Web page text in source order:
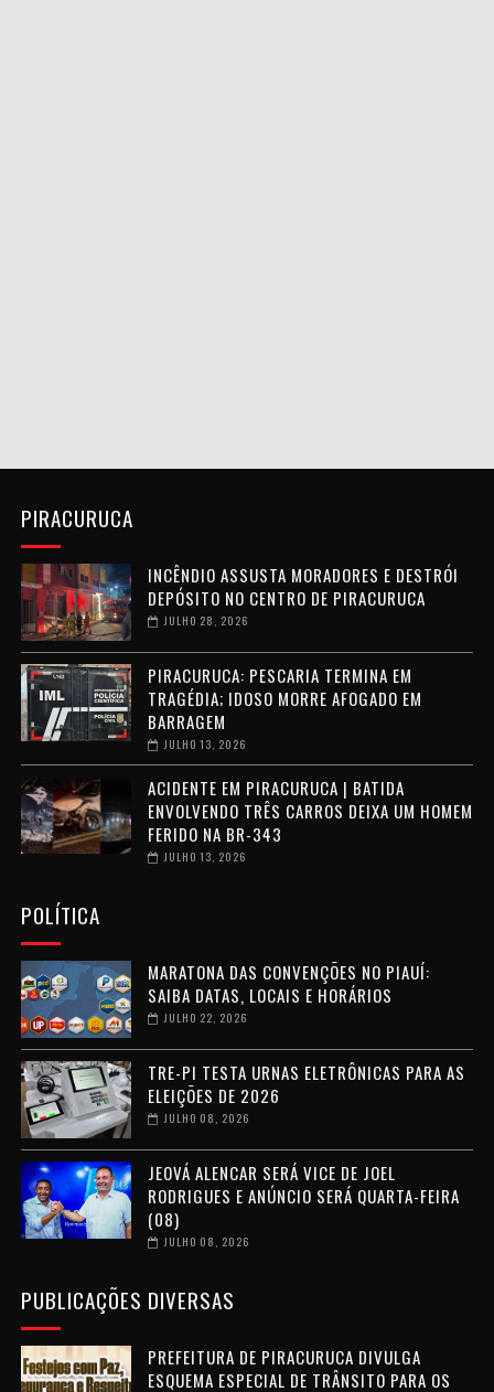
PIRACURUCA
INCÊNDIO ASSUSTA MORADORES E DESTRÓI
DEPÓSITO NO CENTRO DE PIRACURUCA
JULHO 28, 2026
PIRACURUCA: PESCARIA TERMINA EM
TRAGÉDIA; IDOSO MORRE AFOGADO EM
BARRAGEM
JULHO 13, 2026
ACIDENTE EM PIRACURUCA | BATIDA
ENVOLVENDO TRÊS CARROS DEIXA UM HOMEM
FERIDO NA BR-343
JULHO 13, 2026
POLÍTICA
MARATONA DAS CONVENÇÕES NO PIAUÍ:
SAIBA DATAS, LOCAIS E HORÁRIOS
JULHO 22, 2026
TRE-PI TESTA URNAS ELETRÔNICAS PARA AS
ELEIÇÕES DE 2026
JULHO 08, 2026
JEOVÁ ALENCAR SERÁ VICE DE JOEL
RODRIGUES E ANÚNCIO SERÁ QUARTA-FEIRA
(08)
JULHO 08, 2026
PUBLICAÇÕES DIVERSAS
PREFEITURA DE PIRACURUCA DIVULGA
ESQUEMA ESPECIAL DE TRÂNSITO PARA OS